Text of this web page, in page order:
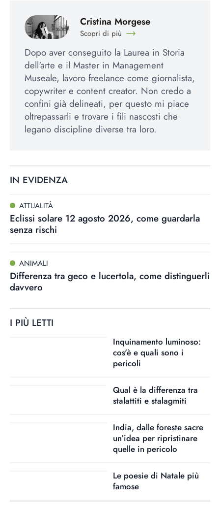
Cristina Morgese
Scopri di più
Dopo aver conseguito la Laurea in Storia
dell'arte e il Master in Management
Museale, lavoro freelance come giornalista,
copywriter e content creator. Non credo a
confini già delineati, per questo mi piace
oltrepassarli e trovare i fili nascosti che
legano discipline diverse tra loro.
IN EVIDENZA
ATTUALITÀ
Eclissi solare 12 agosto 2026, come guardarla
senza rischi
ANIMALI
Differenza tra geco e lucertola, come distinguerli
davvero
I PIÙ LETTI
Inquinamento luminoso:
cos'è e quali sono i
pericoli
Qual è la differenza tra
stalattiti e stalagmiti
India, dalle foreste sacre
un’idea per ripristinare
quelle in pericolo
Le poesie di Natale più
famose